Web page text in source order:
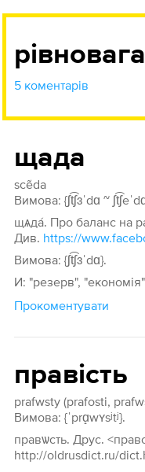
рівновага
5 коментарів
щада
scẽda
Вимова: {ʃt͡ʃɜˈdɑ ~
щѧдá. Про баланс на
Див.
Вимова: {ʃt͡ʃɜˈdɑ}.
И: "резерв",
Прокоментувати
правість
prafwsty (prafosti,
Вимова: {ˈprɑ̝wʏsʲtʲ}.
правѡсть. Друс.
http://oldrusdict.ru/